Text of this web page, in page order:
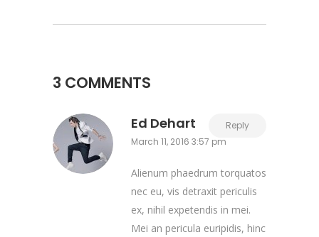
3 COMMENTS
Ed Dehart
Reply
March 11, 2016 3:57 pm
Alienum phaedrum torquatos
nec eu, vis detraxit periculis
ex, nihil expetendis in mei.
Mei an pericula euripidis, hinc